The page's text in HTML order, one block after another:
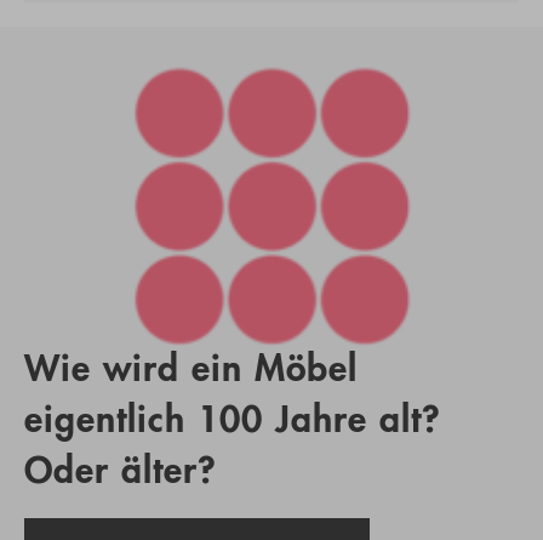
Wie wird ein Möbel
eigentlich 100 Jahre alt?
Oder älter?